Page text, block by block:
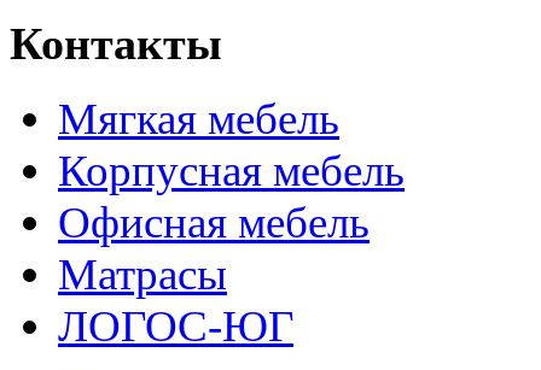
Контакты
Мягкая мебель
Корпусная мебель
Офисная мебель
Матрасы
ЛОГОС-ЮГ